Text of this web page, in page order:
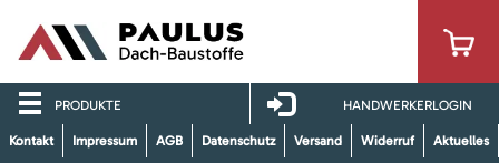
PRODUKTE HANDWERKERLOGIN
Kontakt Impressum AGB Datenschutz Versand Widerruf Aktuelles